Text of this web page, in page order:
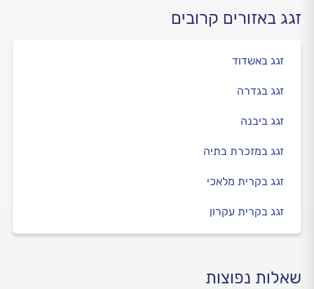
זגג באזורים קרובים
זגג באשדוד
זגג בגדרה
זגג ביבנה
זגג במזכרת בתיה
זגג בקרית מלאכי
זגג בקרית עקרון
שאלות נפוצות